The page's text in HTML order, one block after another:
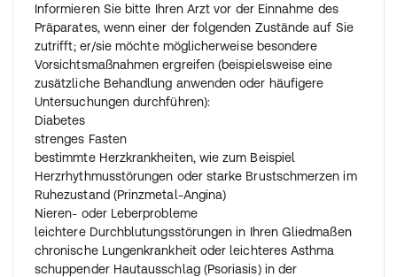
Informieren Sie bitte Ihren Arzt vor der Einnahme des
Präparates, wenn einer der folgenden Zustände auf Sie
zutrifft; er/sie möchte möglicherweise besondere
Vorsichtsmaßnahmen ergreifen (beispielsweise eine
zusätzliche Behandlung anwenden oder häufigere
Untersuchungen durchführen):
Diabetes
strenges Fasten
bestimmte Herzkrankheiten, wie zum Beispiel
Herzrhythmusstörungen oder starke Brustschmerzen im
Ruhezustand (Prinzmetal-Angina)
Nieren- oder Leberprobleme
leichtere Durchblutungsstörungen in Ihren Gliedmaßen
chronische Lungenkrankheit oder leichteres Asthma
schuppender Hautausschlag (Psoriasis) in der